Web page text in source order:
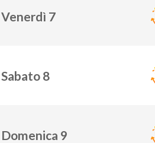
Venerdì 7
Sabato 8
Domenica 9